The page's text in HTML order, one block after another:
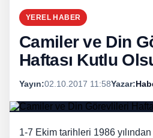
YEREL HABER
Camiler ve Din
Haftası Kutlu
Yayın:02.10.2017 11:58Yazar:
1-7 Ekim tarihleri 1986